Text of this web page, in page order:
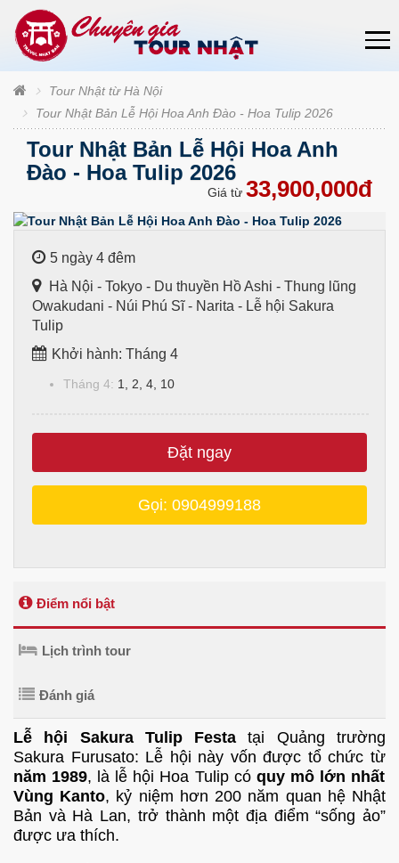
Tour Nhật từ Hà Nội
Tour Nhật Bản Lễ Hội Hoa Anh Đào - Hoa Tulip 2026
Tour Nhật Bản Lễ Hội Hoa Anh
Đào - Hoa Tulip 2026
Giá từ 33,900,000đ
5 ngày 4 đêm
Hà Nội - Tokyo - Du thuyền Hồ Ashi - Thung lũng
Owakudani - Núi Phú Sĩ - Narita - Lễ hội Sakura
Tulip
Khởi hành: Tháng 4
Tháng 4: 1, 2, 4, 10
Đặt ngay
Gọi: 0904999188
Điểm nổi bật
Lịch trình tour
Đánh giá
Lễ hội Sakura Tulip Festa tại Quảng trường
Sakura Furusato: Lễ hội này vốn được tổ chức từ
năm 1989, là lễ hội Hoa Tulip có quy mô lớn nhất
Vùng Kanto, kỷ niệm hơn 200 năm quan hệ Nhật
Bản và Hà Lan, trở thành một địa điểm “sống ảo”
được ưa thích.